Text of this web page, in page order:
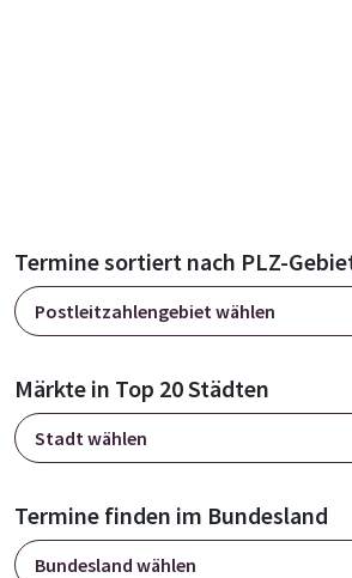
Termine sortiert nach PLZ-
Postleitzahlengebiet wählen
Märkte in Top 20 Städten
Stadt wählen
Termine finden im Bundesland
Bundesland wählen